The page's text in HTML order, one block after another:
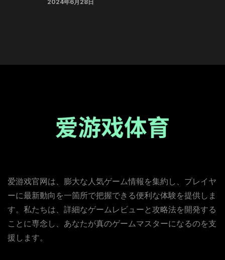
2024年6月28日
爱游戏官网は、膨大な人気ゲーム情報を集約し、プレイヤ
ーに最新動向を一箇所で把握できる便利な体験を提供しま
す。私たちは、詳細なゲームレビューと攻略法を開発する
ことに専念し、あなたが真のゲームマスターになるのを支
援します。